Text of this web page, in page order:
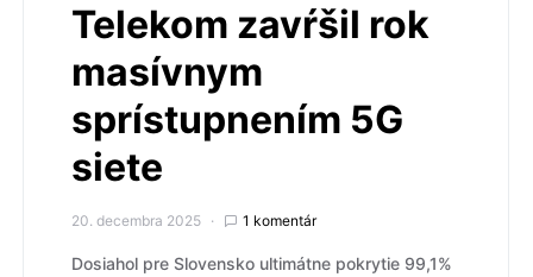
Telekom zavŕšil rok
masívnym
sprístupnením 5G
siete
20. decembra 2025 1 komentár
Dosiahol pre Slovensko ultimátne pokrytie 99,1%